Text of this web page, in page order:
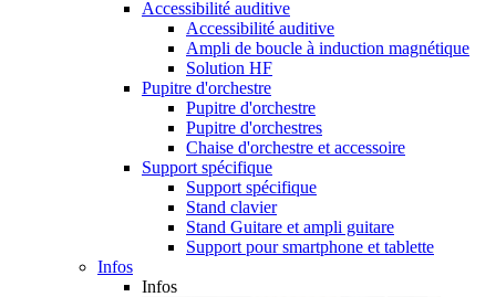
Accessibilité auditive
Accessibilité auditive
Ampli de boucle à induction magnétique
Solution HF
Pupitre d'orchestre
Pupitre d'orchestre
Pupitre d'orchestres
Chaise d'orchestre et accessoire
Support spécifique
Support spécifique
Stand clavier
Stand Guitare et ampli guitare
Support pour smartphone et tablette
Infos
Infos